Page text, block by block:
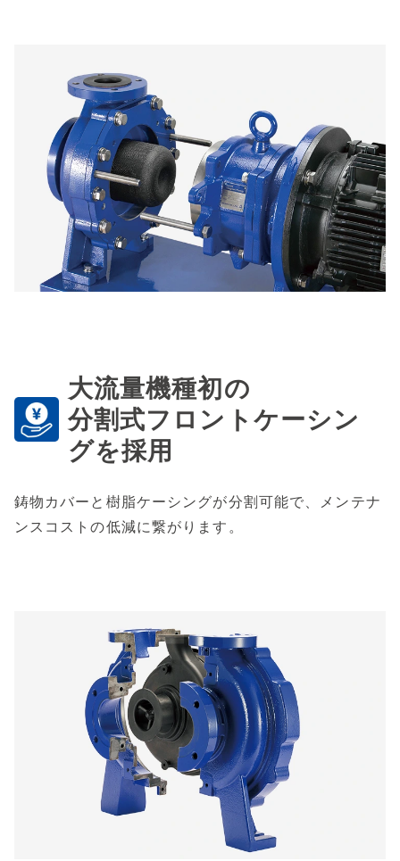
大流量機種初の
分割式フロントケーシン
グを採用
鋳物カバーと樹脂ケーシングが分割可能で、メンテナ
ンスコストの低減に繋がります。